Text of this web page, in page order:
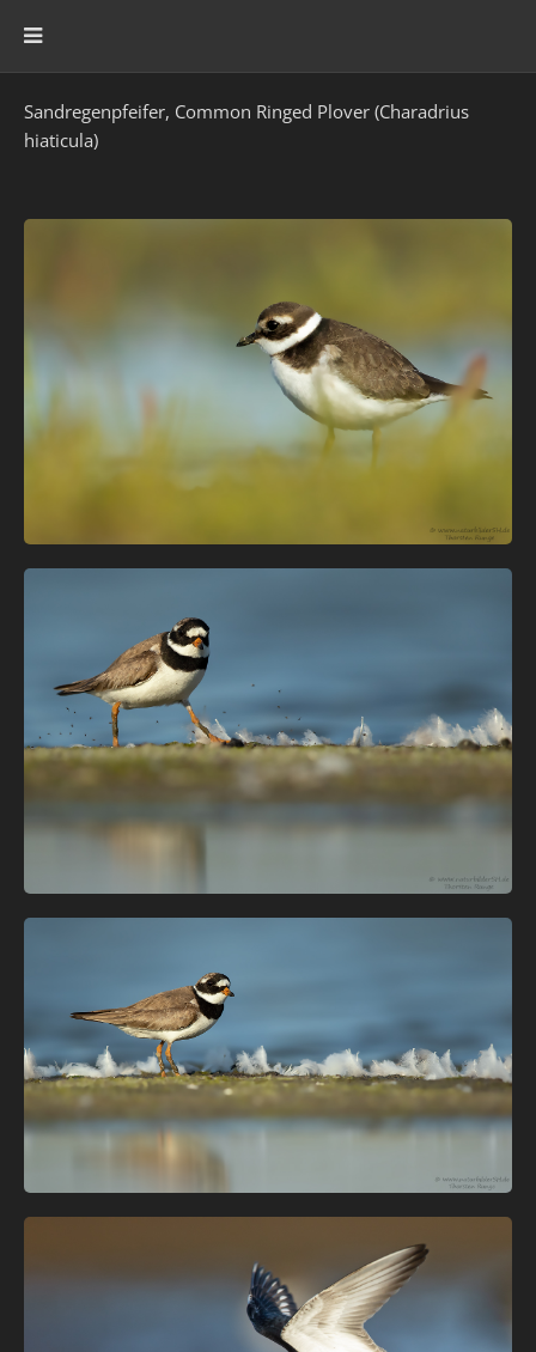
Sandregenpfeifer, Common Ringed Plover (Charadrius
hiaticula)